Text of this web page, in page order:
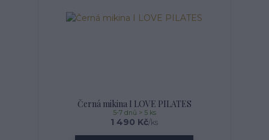
Černá mikina I LOVE PILATES
1 490 Kč/ks
5-7 dnů > 5 ks